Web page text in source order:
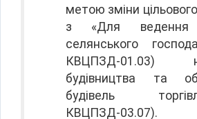
метою зміни
з «Для ведення
селянського
КВЦПЗД-
будівництва та
будівель
КВЦПЗД-03.07).